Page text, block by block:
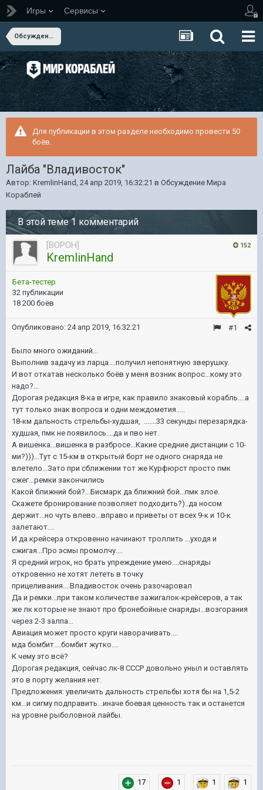
Игры Сервисы
Обсуждение Мира Кораблей
Для публикации в этом разделе необходимо провести 50
боёв.
Лайба "Владивосток"
Автор: KremlinHand, 24 апр 2019, 16:32:21 в Обсуждение Мира
Кораблей
В этой теме 1 комментарий
152
[BOPOH]
KremlinHand
Бета-тестер
32 публикации
18 200 боёв
#1
Опубликовано: 24 апр 2019, 16:32:21
Было много ожиданий...
Выполнив задачу из ларца....получил непонятную зверушку.
И вот откатав несколько боёв у меня возник вопрос...кому это
надо?...
Дорогая редакция 8-ка в игре, как правило знаковый корабль....а
тут только знак вопроса и одни междометия.....
18-км дальность стрельбы-худшая, .......33 секунды перезарядка-
худшая, пмк не появилось....да и пво нет.
А вишенка...вишенка в разбросе...Какие средние дистанции с 10-
ми?)))...Тут с 15-км в открытый борт не одного снаряда не
влетело...Зато при сближении тот же Курфюрст просто пмк
сжег...ремки закончились
Какой ближний бой?...Бисмарк да ближний бой...пмк злое.
Скажете бронирование позволяет подходить?)..да носом
держит...но чуть влево...вправо и приветы от всех 9-к и 10-к
залетают....
И да крейсера откровенно начинают троллить ...уходя и
сжигая...Про эсмы промолчу....
Я средний игрок, но брать упреждение умею....снаряды
откровенно не хотят лететь в точку
прицеливания....Владивосток очень разочаровал
Да и ремки...при таком количестве зажигалок-крейсеров, а так
же лк которые не знают про бронебойные снаряды...возгорания
через 2-3 залпа...
Авиация может просто круги наворачивать....
мда бомбит....бомбит жутко....
К чему это всё?
Дорогая редакция, сейчас лк-8 СССР довольно уныл и оставлять
это в порту желания нет.
Предложения: увеличить дальность стрельбы хотя бы на 1,5-2
км...и сигму подправить...иначе боевая ценность так и останется
на уровне рыболовной лайбы.
17 1 1 1